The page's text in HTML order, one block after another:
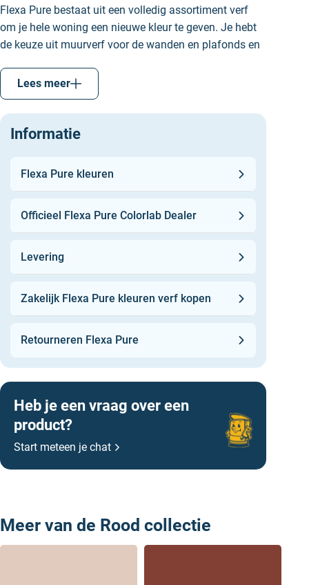
Flexa Pure bestaat uit een volledig assortiment verf
om je hele woning een nieuwe kleur te geven. Je hebt
de keuze uit muurverf voor de wanden en plafonds en
zelfs de trap. Het volledige assortiment van Flexa Pure
is op waterbasis en uitsluitend binnen te
gebruiken. Omdat je met deze verven je hele woning
kan schilderen, zetten we alle ruimtes met daarbij de
Muren en plafonds:
Flexa Pure Muurverf Extra Mat
Flexa Pure Muurverf zijdemat
Flexa Pure muurverf Krijtverf
Primer nieuw stucwerk
Flexa Pure Voorstrijk
Flexa Pure Lak Zijdeglans
Lees meer
Informatie
Flexa Pure kleuren
Officieel Flexa Pure Colorlab Dealer
Levering
Zakelijk Flexa Pure kleuren verf kopen
zakelijk bestellen rijks kleuren.
Retourneren Flexa Pure
Heb je een vraag over een
product?
Start meteen je chat
Meer van de Rood collectie